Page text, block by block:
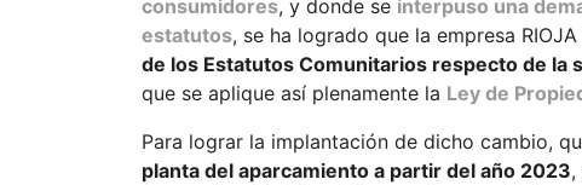
consumidores, y donde se interpuso una
estatutos, se ha logrado que la empresa RIOJA
de los Estatutos Comunitarios respecto de la
que se aplique así plenamente la Ley de
Para lograr la implantación de dicho cambio,
planta del aparcamiento a partir del año 2023,